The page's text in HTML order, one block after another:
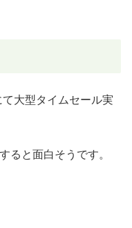
大型タイムセール実
ると面白そうです。